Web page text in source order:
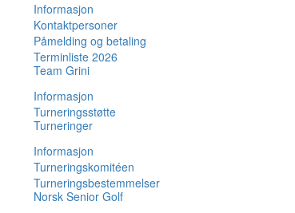
Informasjon
Kontaktpersoner
Påmelding og betaling
Terminliste 2026
Team Grini
Informasjon
Turneringsstøtte
Turneringer
Informasjon
Turneringskomitéen
Turneringsbestemmelser
Norsk Senior Golf